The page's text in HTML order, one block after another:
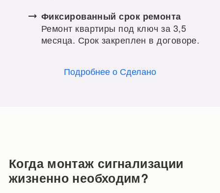
Фиксированный срок ремонта
Ремонт квартиры под ключ за 3,5
месяца. Срок закреплен в договоре.
Подробнее о Сделано
Когда монтаж сигнализации
жизненно необходим?